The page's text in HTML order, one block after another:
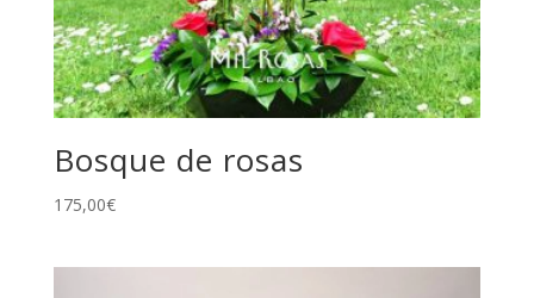
Bosque de rosas
175,00€